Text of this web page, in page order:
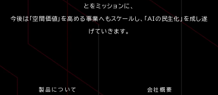
とをミッションに、
今後は「空間価値」を高める事業へもスケールし、「AIの民主化」を成し遂
げていきます。
製品について 会社概要